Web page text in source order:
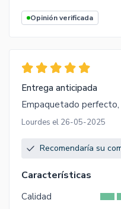
Opinión verificada
Entrega anticipada
Empaquetado
Lourdes el 26-05-2025
Recomendaría su
Características
Calidad